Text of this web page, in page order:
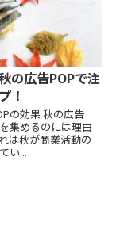
の広告POPで注
！
の効果 秋の広告
集めるのには理由
は秋が商業活動の
い...